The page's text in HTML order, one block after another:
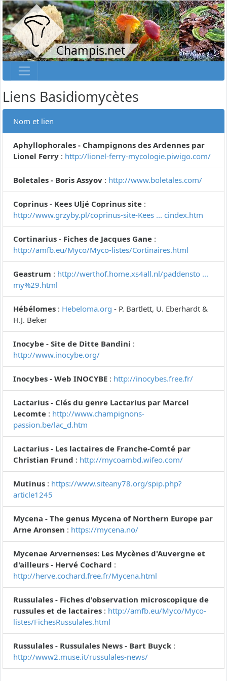
Champis.net
Liens Basidiomycètes
Nom et lien
Aphyllophorales - Champignons des Ardennes par
Lionel Ferry : http://lionel-ferry-mycologie.piwigo.com/
Boletales - Boris Assyov : http://www.boletales.com/
Coprinus - Kees Uljé Coprinus site :
http://www.grzyby.pl/coprinus-site-Kees ... cindex.htm
Cortinarius - Fiches de Jacques Gane :
http://amfb.eu/Myco/Myco-listes/Cortinaires.html
Geastrum : http://werthof.home.xs4all.nl/paddensto ...
my%29.html
Hébélomes : Hebeloma.org - P. Bartlett, U. Eberhardt &
H.J. Beker
Inocybe - Site de Ditte Bandini :
http://www.inocybe.org/
Inocybes - Web INOCYBE : http://inocybes.free.fr/
Lactarius - Clés du genre Lactarius par Marcel
Lecomte : http://www.champignons-
passion.be/lac_d.htm
Lactarius - Les lactaires de Franche-Comté par
Christian Frund : http://mycoambd.wifeo.com/
Mutinus : https://www.siteany78.org/spip.php?
article1245
Mycena - The genus Mycena of Northern Europe par
Arne Aronsen : https://mycena.no/
Mycenae Arvernenses: Les Mycènes d'Auvergne et
d'ailleurs - Hervé Cochard :
http://herve.cochard.free.fr/Mycena.html
Russulales - Fiches d'observation microscopique de
russules et de lactaires : http://amfb.eu/Myco/Myco-
listes/FichesRussulales.html
Russulales - Russulales News - Bart Buyck :
http://www2.muse.it/russulales-news/